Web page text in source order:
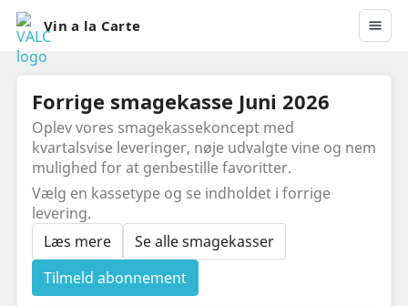
Vin a la Carte
Forrige smagekasse Juni 2026
Oplev vores smagekassekoncept med
kvartalsvise leveringer, nøje udvalgte vine og nem
mulighed for at genbestille favoritter.
Vælg en kassetype og se indholdet i forrige
levering.
Læs mere
Se alle smagekasser
Tilmeld abonnement